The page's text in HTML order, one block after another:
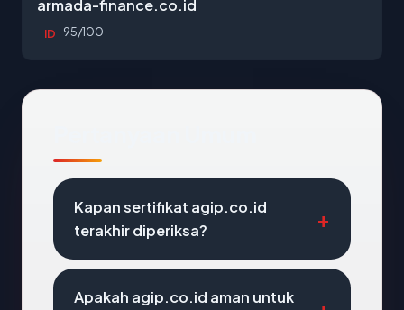
armada-finance.co.id
ID 95/100
Kapan sertifikat agip.co.id
terakhir diperiksa?
Apakah agip.co.id aman untuk